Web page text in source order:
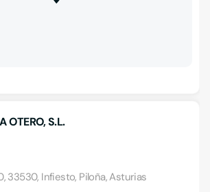
OTERO, S.L.
33530, Infiesto, Piloña, Asturias